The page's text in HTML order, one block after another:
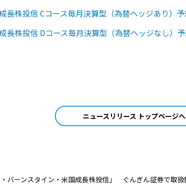
長株投信 Cコース毎月決算型（為替ヘッジあり）
長株投信 Dコース毎月決算型（為替ヘッジなし）
ニュースリリース トップページへ
・バーンスタイン・米国成長株投信」 ぐんぎん証券で取扱